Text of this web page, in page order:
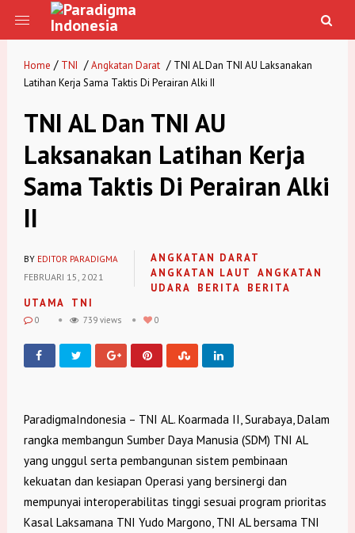
Home / TNI / Angkatan Darat / TNI AL Dan TNI AU Laksanakan
Latihan Kerja Sama Taktis Di Perairan Alki II
TNI AL Dan TNI AU
Laksanakan Latihan Kerja
Sama Taktis Di Perairan Alki
II
BY EDITOR PARADIGMA
FEBRUARI 15, 2021
ANGKATAN DARAT
ANGKATAN LAUT
ANGKATAN
UDARA
BERITA
BERITA
UTAMA
TNI
0 739 views 0
ParadigmaIndonesia – TNI AL. Koarmada II, Surabaya, Dalam
rangka membangun Sumber Daya Manusia (SDM) TNI AL
yang unggul serta pembangunan sistem pembinaan
kekuatan dan kesiapan Operasi yang bersinergi dan
mempunyai interoperabilitas tinggi sesuai program prioritas
Kasal Laksamana TNI Yudo Margono, TNI AL bersama TNI